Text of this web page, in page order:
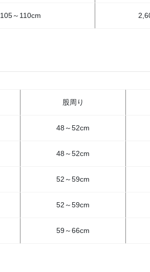
105～110cm
股周り
48～52cm
48～52cm
52～59cm
52～59cm
59～66cm